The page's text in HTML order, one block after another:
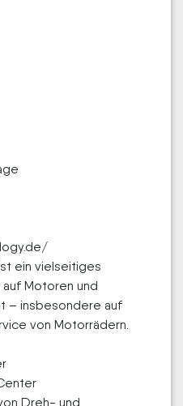
ein vielseitiges
Motoren und
– insbesondere auf
von Motorrädern.
Dreh- und